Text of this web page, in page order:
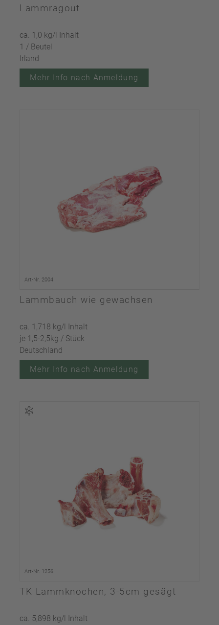
Lammragout
ca. 1,0 kg/l Inhalt
1 / Beutel
Irland
Mehr Info nach Anmeldung
Art-Nr. 2004
Lammbauch wie gewachsen
ca. 1,718 kg/l Inhalt
je 1,5-2,5kg / Stück
Deutschland
Mehr Info nach Anmeldung
Art-Nr. 1256
TK Lammknochen, 3-5cm gesägt
ca. 5,898 kg/l Inhalt